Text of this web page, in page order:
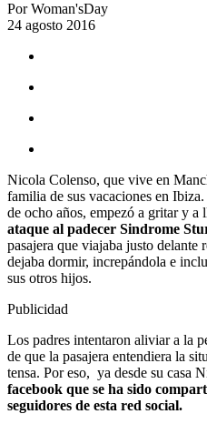
PorWoman'sDay
24 agosto 2016
Nicola Colenso, que vive en
familia de sus vacaciones en
de ocho años, empezó a gritar y a
ataque al padecer Sindrome
pasajera que viajaba justo
dejaba dormir, increpándola e
sus otros hijos.
Publicidad
Los padres intentaron aliviar a la
de que la pasajera entendiera la
tensa. Por eso, ya desde su casa
facebook que se ha sido
seguidores de esta red social.